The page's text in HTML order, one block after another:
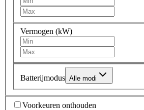
Vermogen (kW)
Batterijmodus Alle modi
Voorkeuren onthouden